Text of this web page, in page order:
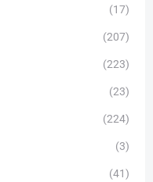
(17)
(207)
(223)
(23)
(224)
(3)
(41)